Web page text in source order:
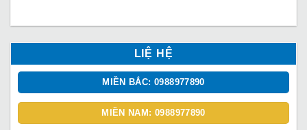
LIỆ HỆ
MIỀN BẮC: 0988977890
MIỀN NAM: 0988977890